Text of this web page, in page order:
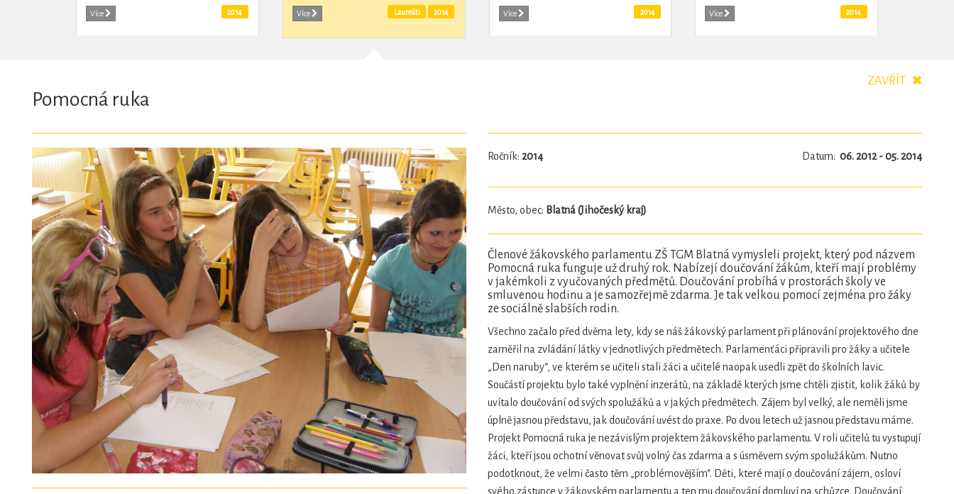
trhů pořádaných školou a uspořádali
sbírku. Z jejího...
Více 2014
problémy v jakémkoli z vyučovaných
předmětů. Doučování...
Více 2014
Laureáti
ZAVŘÍT
Pomocná ruka
Ročník: 2014 Datum: 06. 2012 - 05. 2014
Město, obec: Blatná (Jihočeský kraj)
Členové žákovského parlamentu ZŠ TGM Blatná vymysleli projekt, který pod názvem
Pomocná ruka funguje už druhý rok. Nabízejí doučování žákům, kteří mají problémy
v jakémkoli z vyučovaných předmětů. Doučování probíhá v prostorách školy ve
smluvenou hodinu a je samozřejmě zdarma. Je tak velkou pomocí zejména pro žáky
ze sociálně slabších rodin.
Všechno začalo před dvěma lety, kdy se náš žákovský parlament při plánování projektového dne
zaměřil na zvládání látky v jednotlivých předmětech. Parlamenťáci připravili pro žáky a učitele
„Den naruby“, ve kterém se učiteli stali žáci a učitelé naopak usedli zpět do školních lavic.
Součástí projektu bylo také vyplnění inzerátů, na základě kterých jsme chtěli zjistit, kolik žáků by
uvítalo doučování od svých spolužáků a v jakých předmětech. Zájem byl velký, ale neměli jsme
úplně jasnou představu, jak doučování uvést do praxe. Po dvou letech už jasnou představu máme.
Projekt Pomocná ruka je nezávislým projektem žákovského parlamentu. V roli učitelů tu vystupují
žáci, kteří jsou ochotní věnovat svůj volný čas zdarma a s úsměvem svým spolužákům. Nutno
podotknout, že velmi často těm „problémovějším“. Děti, které mají o doučování zájem, osloví
svého zástupce v žákovském parlamentu a ten mu doučování domluví na schůzce. Doučování
problémy, se kterými se v prostředí školy a
naší městské...
Více 2014
gastronomických dovedností dětí z
ostravských pěstounských rodin. V...
Více 2014